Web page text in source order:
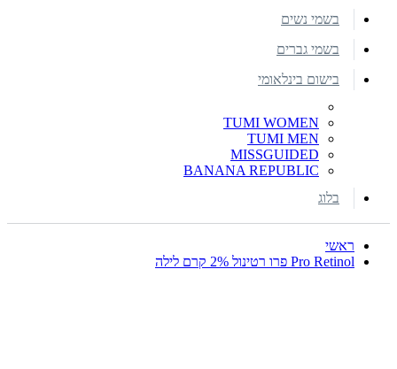
בשמי נשים
בשמי גברים
בישום בינלאומי
TUMI WOMEN
TUMI MEN
MISSGUIDED
BANANA REPUBLIC
בלוג
ראשי
Pro Retinol פרו רטינול 2% קרם לילה